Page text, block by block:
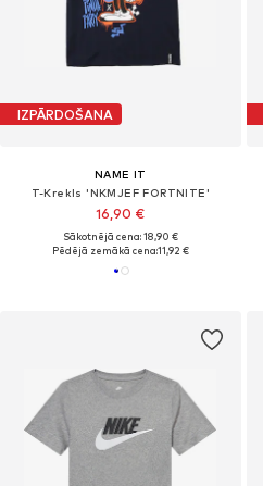
IZPĀRDOŠANA
NAME IT
T-Krekls 'NKMJEF FORTNITE'
16,90 €
Sākotnējā cena: 18,90 €
Pēdējā zemākā cena:11,92 €